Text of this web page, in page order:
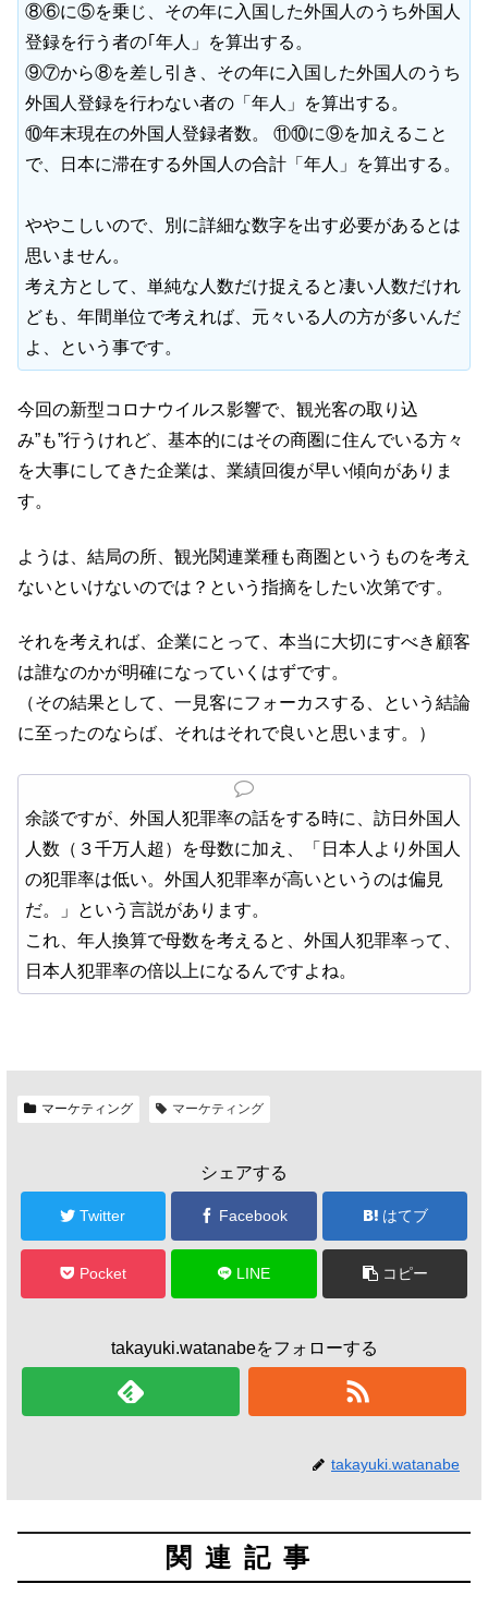
⑧⑥に⑤を乗じ、その年に入国した外国人のうち外国人
登録を行う者の｢年人」を算出する。
⑨⑦から⑧を差し引き、その年に入国した外国人のうち
外国人登録を行わない者の「年人」を算出する。
⑩年末現在の外国人登録者数。 ⑪⑩に⑨を加えること
で、日本に滞在する外国人の合計「年人」を算出する。
ややこしいので、別に詳細な数字を出す必要があるとは
思いません。
考え方として、単純な人数だけ捉えると凄い人数だけれ
ども、年間単位で考えれば、元々いる人の方が多いんだ
よ、という事です。
今回の新型コロナウイルス影響で、観光客の取り込
み”も”行うけれど、基本的にはその商圏に住んでいる方々
を大事にしてきた企業は、業績回復が早い傾向がありま
す。
ようは、結局の所、観光関連業種も商圏というものを考え
ないといけないのでは？という指摘をしたい次第です。
それを考えれば、企業にとって、本当に大切にすべき顧客
は誰なのかが明確になっていくはずです。
（その結果として、一見客にフォーカスする、という結論
に至ったのならば、それはそれで良いと思います。）
余談ですが、外国人犯罪率の話をする時に、訪日外国人
人数（３千万人超）を母数に加え、「日本人より外国人
の犯罪率は低い。外国人犯罪率が高いというのは偏見
だ。」という言説があります。
これ、年人換算で母数を考えると、外国人犯罪率って、
日本人犯罪率の倍以上になるんですよね。
マーケティング マーケティング
シェアする
Twitter Facebook はてブ
Pocket LINE コピー
takayuki.watanabeをフォローする
takayuki.watanabe
関連記事